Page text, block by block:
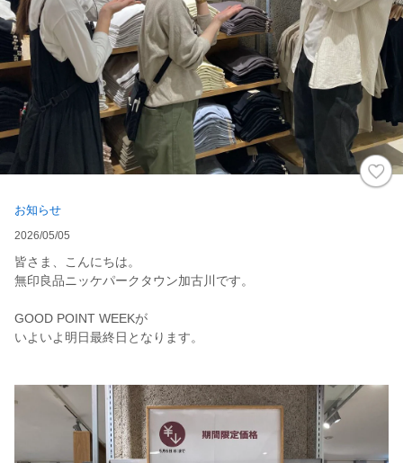
お知らせ
2026/05/05
皆さま、こんにちは。
無印良品ニッケパークタウン加古川です。
GOOD POINT WEEKが
いよいよ明日最終日となります。